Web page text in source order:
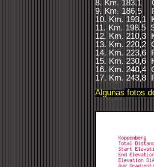
8. Km. 183,1
9. Km. 186,5
10. Km. 193,1
11. Km. 198,5
12. Km. 210,3
13. Km. 220,2
14. Km. 223,6
15. Km. 230,6
16. Km. 240,4
17. Km. 243,8
Algunas fotos